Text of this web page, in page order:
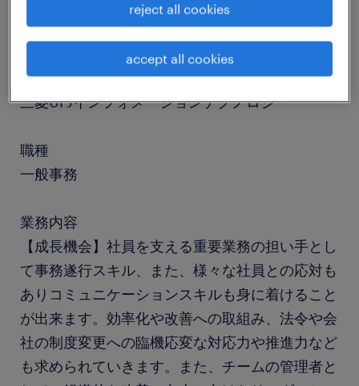
job details
社名
三菱UFJインフォメーションテクノロジー
職種
一般事務
業務内容
【成長機会】社員を支える重要業務の担い手とし
て事務遂行スキル、また、様々な社員との応対も
ありコミュニケーションスキルも身に着けること
が出来ます。効率化や改善への取組み、法令や会
社の制度変更への臨機応変な対応力や推進力など
も求められていきます。また、チームの管理者と
reject all cookies
accept all cookies